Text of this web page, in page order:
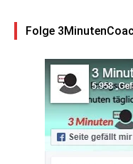
Folge